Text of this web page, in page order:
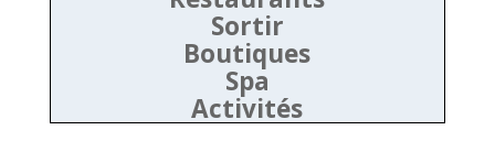
Sortir
Boutiques
Spa
Activités